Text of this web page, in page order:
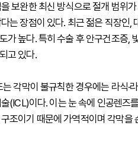
보완한 최신 방식으로 절개 범위
는 장점이 있다. 최근 젊은 직장인,
가 높다. 특히 수술 후 안구건조증,
고 있다.
각막이 불규칙한 경우에는 라식·
(ICL)이다. 이는 눈 속에 인공렌즈
조이기 때문에 가역적이며 각막을